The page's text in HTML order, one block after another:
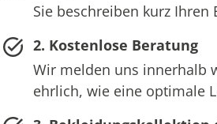
Sie beschreiben kurz
2. Kostenlose Beratung
Wir melden uns innerhalb
ehrlich, wie eine optimale